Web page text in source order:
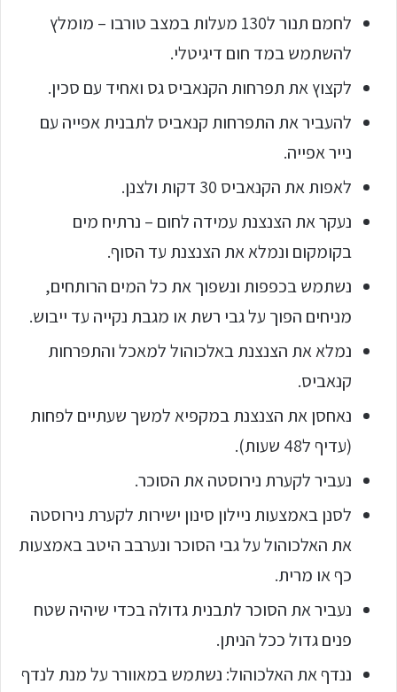
לחמם תנור ל130 מעלות במצב טורבו – מומלץ
להשתמש במד חום דיגיטלי.
לקצוץ את תפרחות הקנאביס גס ואחיד עם סכין.
להעביר את התפרחות קנאביס לתבנית אפייה עם
נייר אפייה.
לאפות את הקנאביס 30 דקות ולצנן.
נעקר את הצנצנת עמידה לחום – נרתיח מים
בקומקום ונמלא את הצנצנת עד הסוף.
נשתמש בכפפות ונשפוך את כל המים הרותחים,
מניחים הפוך על גבי רשת או מגבת נקייה עד ייבוש.
נמלא את הצנצנת באלכוהול למאכל והתפרחות
קנאביס.
נאחסן את הצנצנת במקפיא למשך שעתיים לפחות
(עדיף ל48 שעות).
נעביר לקערת נירוסטה את הסוכר.
לסנן באמצעות ניילון סינון ישירות לקערת נירוסטה
את האלכוהול על גבי הסוכר ונערבב היטב באמצעות
כף או מרית.
נעביר את הסוכר לתבנית גדולה בכדי שיהיה שטח
פנים גדול ככל הניתן.
ננדף את האלכוהול: נשתמש במאוורר על מנת לנדף